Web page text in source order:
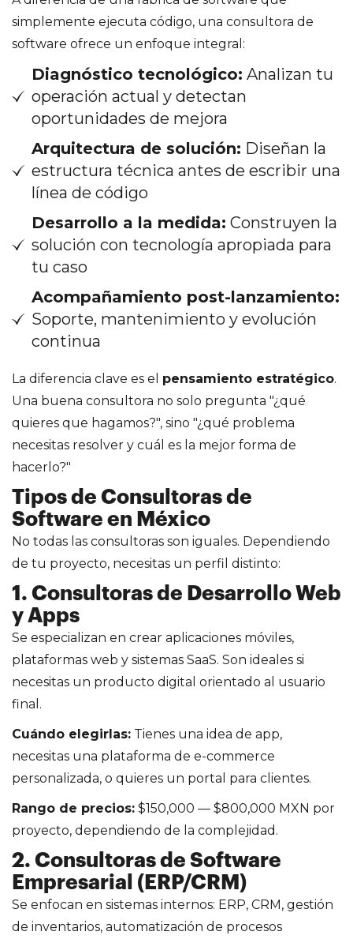
simplemente ejecuta código, una consultora de
software ofrece un enfoque integral:
Diagnóstico tecnológico: Analizan tu
operación actual y detectan
oportunidades de mejora
Arquitectura de solución: Diseñan la
estructura técnica antes de escribir una
línea de código
Desarrollo a la medida: Construyen la
solución con tecnología apropiada para
tu caso
Acompañamiento post-lanzamiento:
Soporte, mantenimiento y evolución
continua
La diferencia clave es el pensamiento estratégico.
Una buena consultora no solo pregunta "¿qué
quieres que hagamos?", sino "¿qué problema
necesitas resolver y cuál es la mejor forma de
hacerlo?"
Tipos de Consultoras de
Software en México
No todas las consultoras son iguales. Dependiendo
de tu proyecto, necesitas un perfil distinto:
1. Consultoras de Desarrollo Web
y Apps
Se especializan en crear aplicaciones móviles,
plataformas web y sistemas SaaS. Son ideales si
necesitas un producto digital orientado al usuario
final.
Cuándo elegirlas: Tienes una idea de app,
necesitas una plataforma de e-commerce
personalizada, o quieres un portal para clientes.
Rango de precios: $150,000 — $800,000 MXN por
proyecto, dependiendo de la complejidad.
2. Consultoras de Software
Empresarial (ERP/CRM)
Se enfocan en sistemas internos: ERP, CRM, gestión
de inventarios, automatización de procesos